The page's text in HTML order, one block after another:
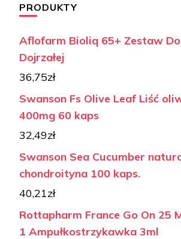
PRODUKTY
Aflofarm Bioliq 65+ Zestaw
Dojrzałej
36,75zł
Swanson Fs Olive Leaf Liść
400mg 60 kaps
32,49zł
Swanson Sea Cucumber
chondroityna 100 kaps.
40,21zł
Rottapharm France Go On 25
1 Ampułkostrzykawka 3ml